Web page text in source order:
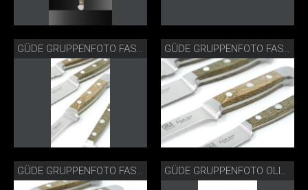
GÜDE GRUPPENFOTO FASSEICHE GÜDE GRUPPENFOTO FASSEICHE
GÜDE GRUPPENFOTO FASSEICHE GÜDE GRUPPENFOTO OLIVE